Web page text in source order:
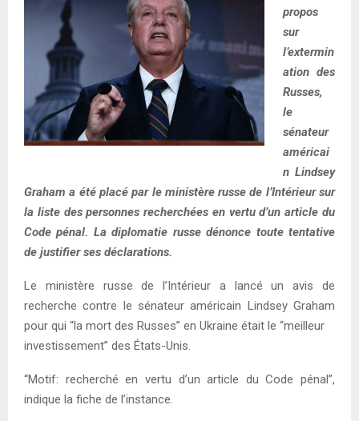
propos
sur
l’extermin
ation des
Russes,
le
sénateur
américai
n Lindsey
Graham a été placé par le ministère russe de l’Intérieur sur
la liste des personnes recherchées en vertu d’un article du
Code pénal. La diplomatie russe dénonce toute tentative
de justifier ses déclarations.
Le ministère russe de l’Intérieur a lancé un avis de
recherche contre le sénateur américain Lindsey Graham
pour qui “la mort des Russes” en Ukraine était le “meilleur
investissement” des États-Unis.
“Motif: recherché en vertu d’un article du Code pénal”,
indique la fiche de l’instance.